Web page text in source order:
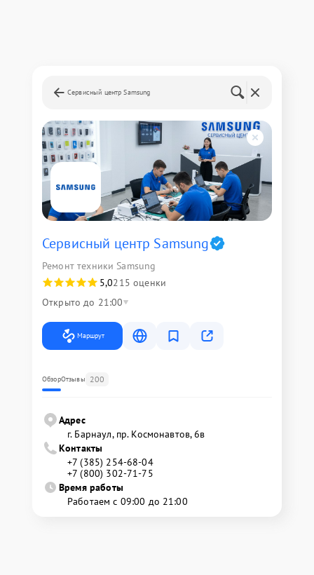
Сервисный центр Samsung
Сервисный центр Samsung
Ремонт техники Samsung
5,0215 оценки
Открыто до 21:00
Маршрут
ОбзорОтзывы 200
Адрес
г. Барнаул, ​пр. Космонавтов, 6в
Контакты
+7 (385) 254-68-04
+7 (800) 302-71-75
Время работы
Работаем с 09:00 до 21:00